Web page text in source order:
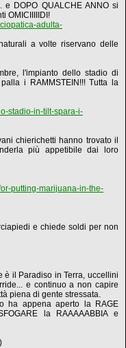
DOPO QUALCHE ANNO si
OMICIIIIIDI!
adulta-
a volte riservano delle
l'impianto dello stadio di
i RAMMSTEIN!!! Tutta la
stadio-in-tilt-spara-i-
chierichetti hanno trovato il
più appetibile dai loro
putting-marijuana-in-the-
e chiede soldi per non
è il Paradiso in Terra, uccellini
e continuo a non capire
piena di gente stressata.
ha appena aperto la RAGE
la RAAAAABBIA e